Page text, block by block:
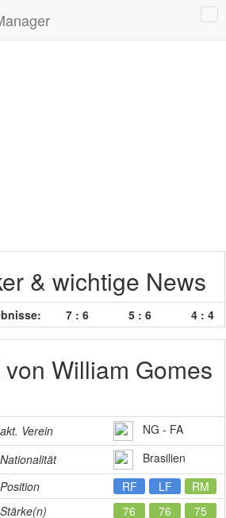
& wichtige News
7 : 6 5 : 6 4 : 4
William Gomes
akt. Verein
NG - FA
Nationalität
Brasilien
Position
RF LF
RM
Stärke(n)
76 76
75